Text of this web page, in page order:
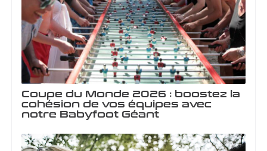
Coupe du Monde 2026 : boostez la
cohésion de vos équipes avec
notre Babyfoot Géant